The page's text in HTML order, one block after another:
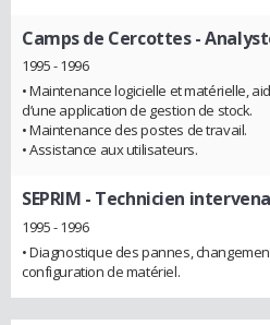
Camps de Cercottes-
1995 - 1996
• Maintenance logicielle et matérielle,
d’une application de gestion de stock.
• Maintenance des postes de travail.
• Assistance aux utilisateurs.
SEPRIM - Technicien
1995 - 1996
• Diagnostique des pannes,
configuration de matériel.